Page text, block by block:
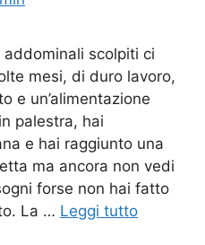
scolpiti ci
mesi, di duro lavoro,
e un’alimentazione
palestra, hai
e hai raggiunto una
ma ancora non vedi
forse non hai fatto
La … Leggi tutto